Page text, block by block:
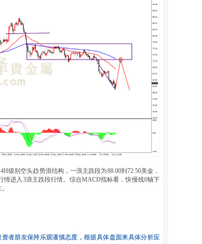
级别空头趋势浪结构，一浪主跌段为88.00到72.50美金，
进入3浪主跌段行情。综合MACD指标看，快慢线0轴下
者朋友保持乐观谨慎态度，根据具体盘面来具体分析应